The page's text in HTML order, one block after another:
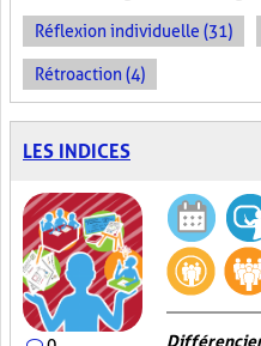
Réflexion individuelle (31)
Rétroaction (4)
LES INDICES